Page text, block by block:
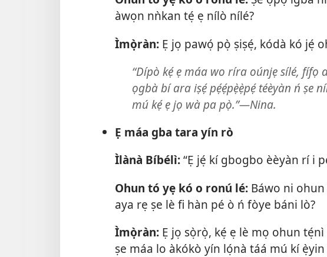
àwọn nǹkan tẹ́ ẹ nílò nílé?
Ìmọ̀ràn:Ẹ jọ pawọ́ pọ̀ ṣiṣẹ́, kódà kó jẹ́
“Dípò kẹ́ ẹ máa wo ríra oúnjẹ sílé, fífọ
ọgbà bí ara iṣẹ́ pẹ́ẹ́pẹ̀ẹ̀pẹ́ téèyàn ń ṣe
mú kẹ́ ẹ jọ wà pa pọ̀.”—Nina.
Ẹ máa gba tara yín rò
Ìlànà Bíbélì:“Ẹ jẹ́ kí gbogbo èèyàn rí i
Ohun tó yẹ kó o ronú lé:Báwo ni
aya rẹ ṣe lè fi hàn pé ò ń fòye báni lò?
Ìmọ̀ràn:Ẹ jọ sọ̀rọ̀, kẹ́ ẹ lè mọ ohun
ṣe máa lo àkókò yín lọ́nà táá mú kí